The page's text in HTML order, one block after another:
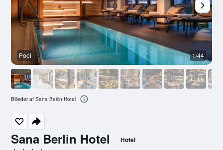
Sana Berlin Hotel Hotel
Pool 1/44
Billeder af Sana Berlin Hotel